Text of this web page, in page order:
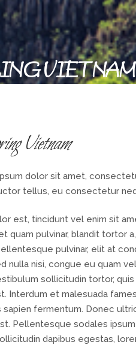
VIETNAM
Vietnam
dolor sit amet,
tellus, eu consectetur
est, tincidunt vel enim sit
quam pulvinar, blandit tortor
pulvinar, elit at
nulla nisi, congue eu quam
sollicitudin tortor,
Interdum et malesuada
sapien fermentum. Donec
Pellentesque sodales
dapibus egestas,